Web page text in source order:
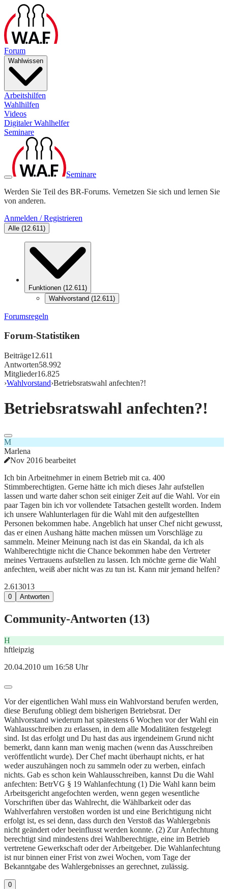
Forum
Wahlwissen
Arbeitshilfen
Wahlhilfen
Videos
Digitaler Wahlhelfer
Seminare
Seminare
Werden Sie Teil des BR-Forums. Vernetzen Sie sich und lernen Sie
von anderen.
Anmelden / Registrieren
Alle (12.611)
Funktionen (12.611)
Wahlvorstand (12.611)
Forumsregeln
Forum-Statistiken
Beiträge12.611
Antworten58.992
Mitglieder16.825
›Wahlvorstand›Betriebsratswahl anfechten?!
Betriebsratswahl anfechten?!
M
Marlena
Nov 2016 bearbeitet
Ich bin Arbeitnehmer in einem Betrieb mit ca. 400
Stimmberechtigten. Gerne hätte ich mich dieses Jahr aufstellen
lassen und warte daher schon seit einiger Zeit auf die Wahl. Vor ein
paar Tagen bin ich vor vollendete Tatsachen gestellt worden. Indem
ich unsere Wahlunterlagen für die Wahl mit den aufgestellten
Personen bekommen habe. Angeblich hat unser Chef nicht gewusst,
das er einen Aushang hätte machen müssen um Vorschläge zu
sammeln. Meiner Meinung nach ist das ein Skandal, da ich als
Wahlberechtigte nicht die Chance bekommen habe den Vertreter
meines Vertrauens aufstellen zu lassen. Ich möchte gerne die Wahl
anfechten, weiß aber nicht was zu tun ist. Kann mir jemand helfen?
2.613013
0 Antworten
Community-Antworten (13)
H
hftleipzig
20.04.2010 um 16:58 Uhr
Vor der eigentlichen Wahl muss ein Wahlvorstand berufen werden,
diese Berufung obliegt dem bisherigen Betriebsrat. Der
Wahlvorstand wiederum hat spätestens 6 Wochen vor der Wahl ein
Wahlausschreiben zu erlassen, in dem alle Modalitäten festgelegt
sind. Ist das erfolgt und Du hast das aus irgendeinem Grund nicht
bemerkt, dann kann man wenig machen (wenn das Ausschreiben
veröffentlicht wurde). Der Chef macht überhaupt nichts, er hat
weder auszuhängen noch zu sammeln oder zu werben, einfach
nichts. Gab es schon kein Wahlausschreiben, kannst Du die Wahl
anfechten: BetrVG § 19 Wahlanfechtung (1) Die Wahl kann beim
Arbeitsgericht angefochten werden, wenn gegen wesentliche
Vorschriften über das Wahlrecht, die Wählbarkeit oder das
Wahlverfahren verstoßen worden ist und eine Berichtigung nicht
erfolgt ist, es sei denn, dass durch den Verstoß das Wahlergebnis
nicht geändert oder beeinflusst werden konnte. (2) Zur Anfechtung
berechtigt sind mindestens drei Wahlberechtigte, eine im Betrieb
vertretene Gewerkschaft oder der Arbeitgeber. Die Wahlanfechtung
ist nur binnen einer Frist von zwei Wochen, vom Tage der
Bekanntgabe des Wahlergebnisses an gerechnet, zulässig.
0